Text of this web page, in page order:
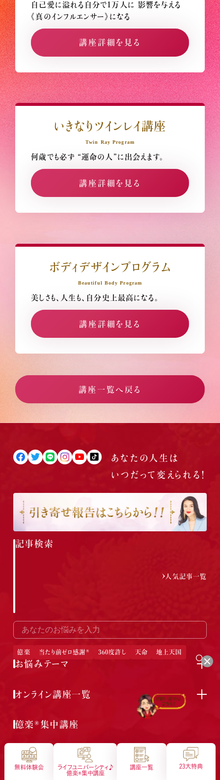
特定商取引法に基づく表示
サイトマップ
無料体験会
ライフユニバーシティ♪
億楽®︎集中講座
講座一覧 23大特典
自己愛に溢れる自分で1万人に
影響を与える
《真のインフルエンサー》になる
講座詳細を見る
いきなりツインレイ講座
Twin Ray Program
何歳でも必ず “運命の人”に出会えます。
講座詳細を見る
ボディデザインプログラム
Beautiful Body Program
美しさも、人生も、 自分史上最高になる。
講座詳細を見る
講座一覧へ戻る
あなたの人生は
いつだって 変えられる！
お悩みテーマ
記事検索
人気記事一覧
億楽 当たり前ゼロ感謝® 360度許し 天命 地上天国
オンライン講座一覧
億楽®集中講座
イベントギャラリー